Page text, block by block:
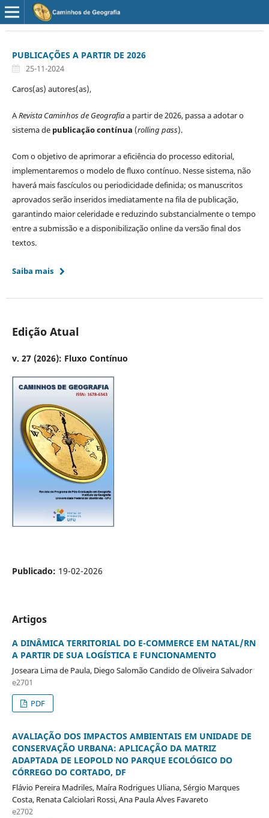
PUBLICAÇÕES A PARTIR DE 2026
25-11-2024
Caros(as) autores(as),
ARevista Caminhos de Geografiaa partir de 2026, passa a adotar o
sistema de publicação contínua (rolling pass).
Com o objetivo de aprimorar a eficiência do processo editorial,
implementaremos o modelo de fluxo contínuo. Nesse sistema, não
haverá mais fascículos ou periodicidade definida; os manuscritos
aprovados serão inseridos imediatamente na fila de publicação,
garantindo maior celeridade e reduzindo substancialmente o tempo
entre a submissão e a disponibilização online da versão final dos
textos.
Saiba mais
Edição Atual
v. 27 (2026): Fluxo Contínuo
Publicado: 19-02-2026
Artigos
A DINÂMICA TERRITORIAL DO E-COMMERCE EM NATAL/RN
A PARTIR DE SUA LOGÍSTICA E FUNCIONAMENTO
Joseara Lima de Paula, Diego Salomão Candido de Oliveira Salvador
e2701
PDF
AVALIAÇÃO DOS IMPACTOS AMBIENTAIS EM UNIDADE DE
CONSERVAÇÃO URBANA: APLICAÇÃO DA MATRIZ
ADAPTADA DE LEOPOLD NO PARQUE ECOLÓGICO DO
CÓRREGO DO CORTADO, DF
Flávio Pereira Madriles, Maíra Rodrigues Uliana, Sérgio Marques
Costa, Renata Calciolari Rossi, Ana Paula Alves Favareto
e2702